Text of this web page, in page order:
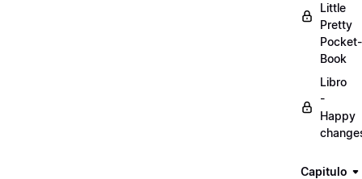
Little
Pretty
Pocket-
Book
Libro
-
Happy
Capitulo